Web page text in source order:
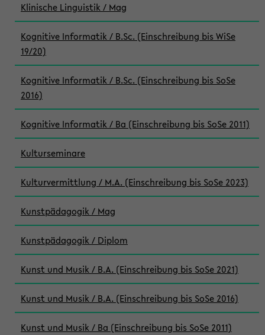
Klinische Linguistik / Mag
Kognitive Informatik / B.Sc. (Einschreibung bis WiSe
19/20)
Kognitive Informatik / B.Sc. (Einschreibung bis SoSe
2016)
Kognitive Informatik / Ba (Einschreibung bis SoSe 2011)
Kulturseminare
Kulturvermittlung / M.A. (Einschreibung bis SoSe 2023)
Kunstpädagogik / Mag
Kunstpädagogik / Diplom
Kunst und Musik / B.A. (Einschreibung bis SoSe 2021)
Kunst und Musik / B.A. (Einschreibung bis SoSe 2016)
Kunst und Musik / Ba (Einschreibung bis SoSe 2011)